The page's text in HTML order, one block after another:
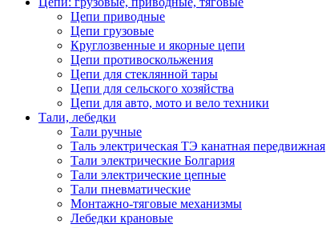
Цепи приводные
Цепи грузовые
Круглозвенные и якорные цепи
Цепи противоскольжения
Цепи для стеклянной тары
Цепи для сельского хозяйства
Цепи для авто, мото и вело техники
Тали, лебедки
Тали ручные
Таль электрическая ТЭ канатная передвижная
Тали электрические Болгария
Тали электрические цепные
Тали пневматические
Монтажно-тяговые механизмы
Лебедки крановые